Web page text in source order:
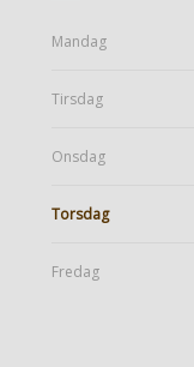
Mandag
Tirsdag
Onsdag
Torsdag
Fredag